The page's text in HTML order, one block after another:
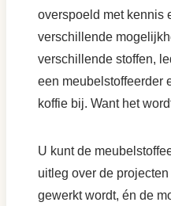
overspoeld met kennis
verschillende
verschillende stoffen,
een meubelstoffeerder
koffie bij. Want het
U kunt de
uitleg over de
gewerkt wordt, én de